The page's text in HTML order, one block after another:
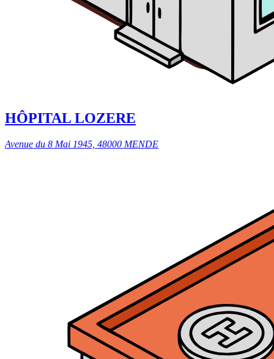
HÔPITAL LOZERE
Avenue du 8 Mai 1945, 48000 MENDE